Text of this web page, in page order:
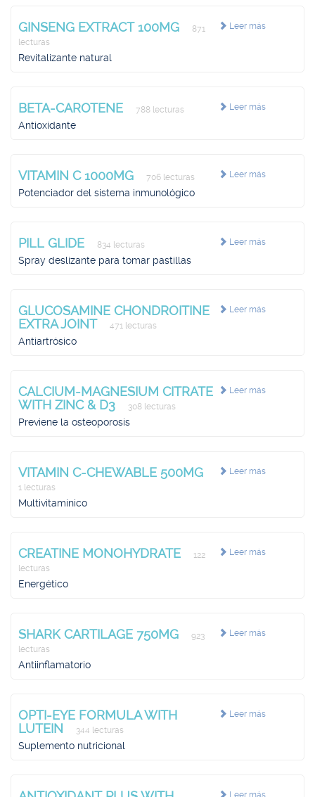
Leer más
GINSENG EXTRACT 100MG
871
lecturas
Revitalizante natural
Leer más
BETA-CAROTENE 788 lecturas
Antioxidante
Leer más
VITAMIN C 1000MG 706 lecturas
Potenciador del sistema inmunológico
Leer más
PILL GLIDE 834 lecturas
Spray deslizante para tomar pastillas
Leer más
GLUCOSAMINE CHONDROITINE
EXTRA JOINT
471 lecturas
Antiartrósico
Leer más
CALCIUM-MAGNESIUM CITRATE
WITH ZINC & D3
308 lecturas
Previene la osteoporosis
Leer más
VITAMIN C-CHEWABLE 500MG
1 lecturas
Multivitamínico
Leer más
CREATINE MONOHYDRATE
122
lecturas
Energético
Leer más
SHARK CARTILAGE 750MG
923
lecturas
Antiinflamatorio
Leer más
OPTI-EYE FORMULA WITH
LUTEIN
344 lecturas
Suplemento nutricional
Leer más